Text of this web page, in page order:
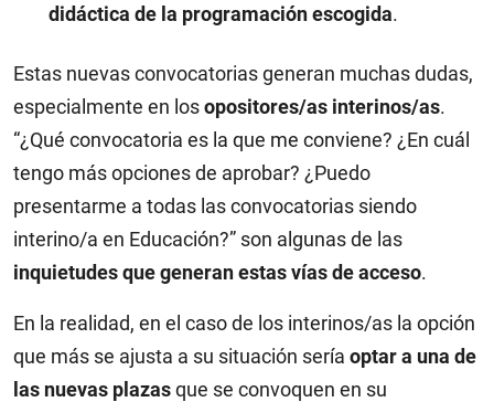
didáctica de la programación escogida.
Estas nuevas convocatorias generan muchas dudas,
especialmente en losopositores/as interinos/as.
“¿Qué convocatoria es la que me conviene? ¿En cuál
tengo más opciones de aprobar? ¿Puedo
presentarme a todas las convocatorias siendo
interino/a en Educación?” son algunas de las
inquietudes que generan estas vías de acceso.
En la realidad, en el caso de los interinos/as la opción
que más se ajusta a su situación sería optar a una de
las nuevas plazasque se convoquen en su